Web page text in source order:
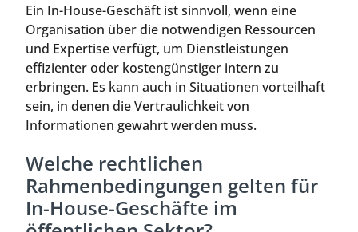
Ein In-House-Geschäft ist sinnvoll, wenn eine
Organisation über die notwendigen Ressourcen
und Expertise verfügt, um Dienstleistungen
effizienter oder kostengünstiger intern zu
erbringen. Es kann auch in Situationen vorteilhaft
sein, in denen die Vertraulichkeit von
Informationen gewahrt werden muss.
Welche rechtlichen
Rahmenbedingungen gelten für
In-House-Geschäfte im